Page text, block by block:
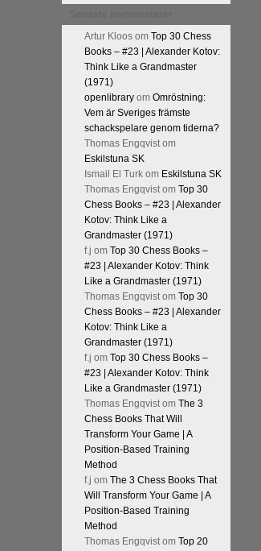
Artur Kloosom Top 30 Chess
Books – #23 | Alexander Kotov:
Think Like a Grandmaster
(1971)
openlibraryom Omröstning:
Vem är Sveriges främste
schackspelare genom tiderna?
Thomas Engqvistom
Eskilstuna SK
Ismail El Turkom Eskilstuna SK
Thomas Engqvistom Top 30
Chess Books – #23 | Alexander
Kotov: Think Like a
Grandmaster (1971)
f.j om Top 30 Chess Books –
#23 | Alexander Kotov: Think
Like a Grandmaster (1971)
Thomas Engqvistom Top 30
Chess Books – #23 | Alexander
Kotov: Think Like a
Grandmaster (1971)
f.j om Top 30 Chess Books –
#23 | Alexander Kotov: Think
Like a Grandmaster (1971)
Thomas Engqvistom The 3
Chess Books That Will
Transform Your Game | A
Position-Based Training
Method
f.j om The 3 Chess Books That
Will Transform Your Game | A
Position-Based Training
Method
Thomas Engqvistom Top 20